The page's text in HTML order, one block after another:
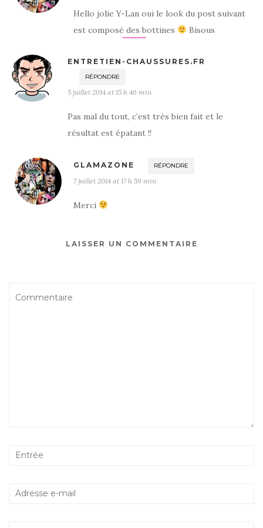
Hello jolie Y-Lan oui le look du post suivant
est composé des bottines
Bisous
ENTRETIEN-CHAUSSURES.FR
RÉPONDRE
5 juillet 2014 at 15 h 46 min
Pas mal du tout, c’est très bien fait et le
résultat est épatant !!
GLAMAZONE RÉPONDRE
7 juillet 2014 at 17 h 59 min
Merci
LAISSER UN COMMENTAIRE